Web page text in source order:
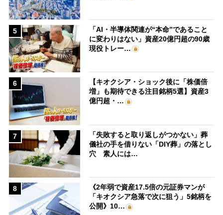
5
「AI・半導体関連が“本命”であること
に変わりはない」資産20億円超の90歳
現役トレー…
6
【キオクシア・ショック後に「株価倍
増」も期待できる注目銘柄5選】資産3
億円超・…
7
「失敗すると取り返しがつかない」葬
儀社の手を借りない「DIY葬」の落とし
穴 素人には…
8
《2年弱で資産17.5倍の元証券マンが
「キオクシア急落で次に狙う」5銘柄を
公開》10…